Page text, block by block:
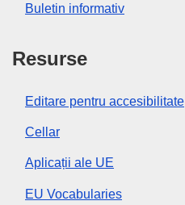
Buletin informativ
Resurse
Editare pentru accesibilitate
Cellar
Aplicații ale UE
EU Vocabularies